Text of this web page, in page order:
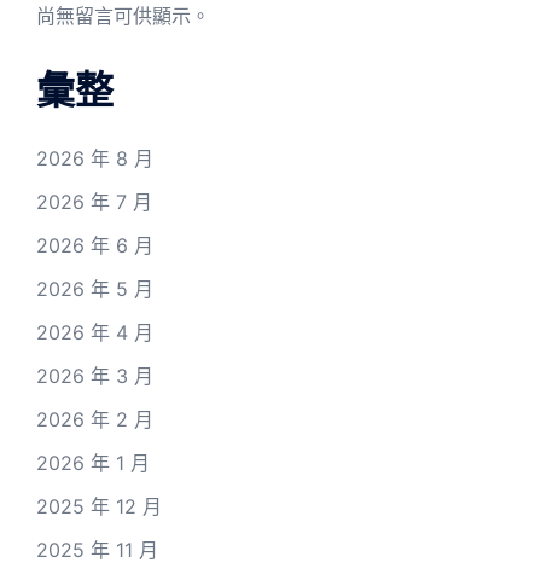
尚無留言可供顯示。
彙整
2026 年 8 月
2026 年 7 月
2026 年 6 月
2026 年 5 月
2026 年 4 月
2026 年 3 月
2026 年 2 月
2026 年 1 月
2025 年 12 月
2025 年 11 月